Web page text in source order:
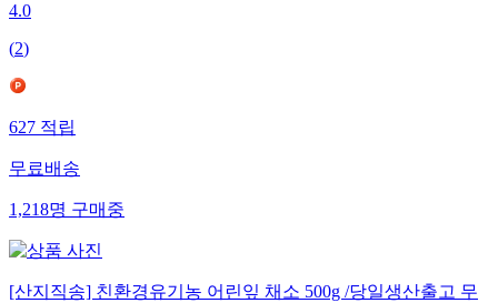
4.0
(2)
627 적립
무료배송
1,218명 구매중
[산지직송] 친환경유기농 어린잎 채소 500g /당일생산출고 무